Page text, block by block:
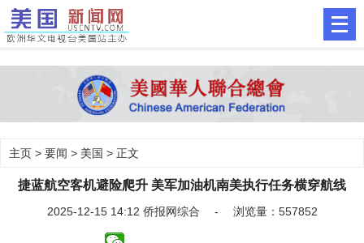
主页 > 要闻 > 美国 > 正文
捷蓝航空客机避险爬升 美军加油机南美执行任务横穿航线
2025-12-15 14:12 侨报网综合 - 浏览量：557852